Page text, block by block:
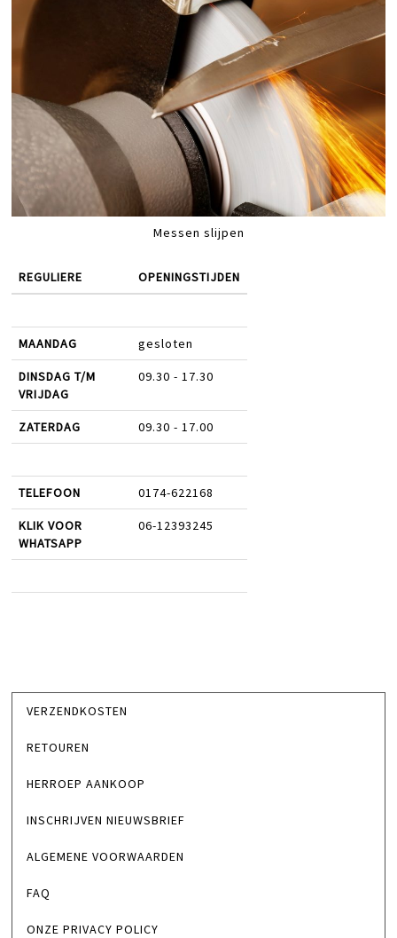
Messen slijpen
REGULIERE OPENINGSTIJDEN
MAANDAG gesloten
DINSDAG T/M
VRIJDAG
09.30 - 17.30
ZATERDAG 09.30 - 17.00
TELEFOON 0174-622168
KLIK VOOR
WHATSAPP
06-12393245
VERZENDKOSTEN
RETOUREN
HERROEP AANKOOP
INSCHRIJVEN NIEUWSBRIEF
ALGEMENE VOORWAARDEN
FAQ
ONZE PRIVACY POLICY